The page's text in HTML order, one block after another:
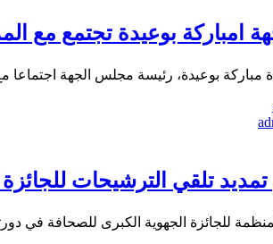
امباركة بوعيدة تجتمع مع
مباركة بوعيدة، رئيسة مجلس الجهة اجتماعا
تلقي الترشيحات
للجائزة الجهوية الكبرى للصحافة في